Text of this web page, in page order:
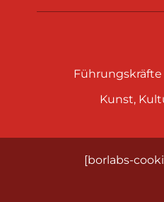
Kunst,
[borlabs-